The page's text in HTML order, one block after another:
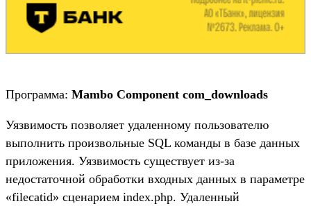
Программа: Mambo Component com_downloads
Уязвимость позволяет удаленному пользователю
выполнить произвольные SQL команды в базе данных
приложения. Уязвимость существует из-за
недостаточной обработки входных данных в параметре
«filecatid» сценарием index.php. Удаленный